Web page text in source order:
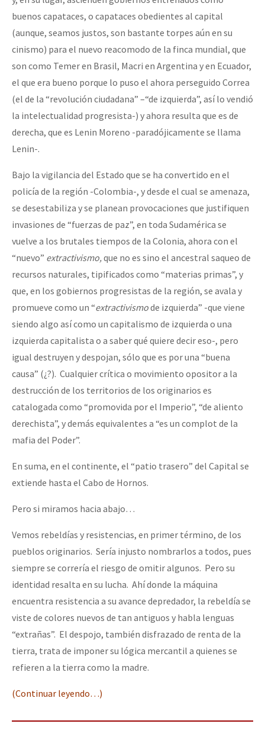
buenos capataces, o capataces obedientes al capital
(aunque, seamos justos, son bastante torpes aún en su
cinismo) para el nuevo reacomodo de la finca mundial, que
son como Temer en Brasil, Macri en Argentina y en Ecuador,
el que era bueno porque lo puso el ahora perseguido Correa
(el de la “revolución ciudadana” –“de izquierda”, así lo vendió
la intelectualidad progresista-) y ahora resulta que es de
derecha, que es Lenin Moreno -paradójicamente se llama
Lenin-.
Bajo la vigilancia del Estado que se ha convertido en el
policía de la región -Colombia-, y desde el cual se amenaza,
se desestabiliza y se planean provocaciones que justifiquen
invasiones de “fuerzas de paz”, en toda Sudamérica se
vuelve a los brutales tiempos de la Colonia, ahora con el
“nuevo” extractivismo,que no es sino el ancestral saqueo de
recursos naturales, tipificados como “materias primas”, y
que, en los gobiernos progresistas de la región, se avala y
promueve como un “extractivismode izquierda” -que viene
siendo algo así como un capitalismo de izquierda o una
izquierda capitalista o a saber qué quiere decir eso-, pero
igual destruyen y despojan, sólo que es por una “buena
causa” (¿?). Cualquier crítica o movimiento opositor a la
destrucción de los territorios de los originarios es
catalogada como “promovida por el Imperio”, “de aliento
derechista”, y demás equivalentes a “es un complot de la
mafia del Poder”.
En suma, en el continente, el “patio trasero” del Capital se
extiende hasta el Cabo de Hornos.
Pero si miramos hacia abajo…
Vemos rebeldías y resistencias, en primer término, de los
pueblos originarios. Sería injusto nombrarlos a todos, pues
siempre se correría el riesgo de omitir algunos. Pero su
identidad resalta en su lucha. Ahí donde la máquina
encuentra resistencia a su avance depredador, la rebeldía se
viste de colores nuevos de tan antiguos y habla lenguas
“extrañas”. El despojo, también disfrazado de renta de la
tierra, trata de imponer su lógica mercantil a quienes se
refieren a la tierra como la madre.
(Continuar leyendo…)